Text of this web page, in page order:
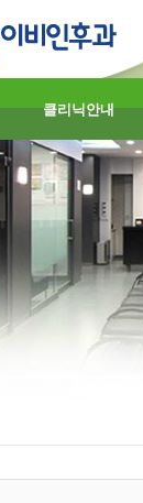
클리닉안내